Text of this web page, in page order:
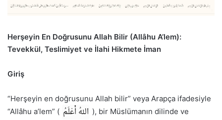
Herşeyin En Doğrusunu Allah Bilir (Allâhu A’lem):
Tevekkül, Teslimiyet ve İlahi Hikmete İman
Giriş
“Herşeyin en doğrusunu Allah bilir” veya Arapça ifadesiyle
“Allâhu a’lem” ( اللهُ أَعْلَمُ ), bir Müslümanın dilinde ve